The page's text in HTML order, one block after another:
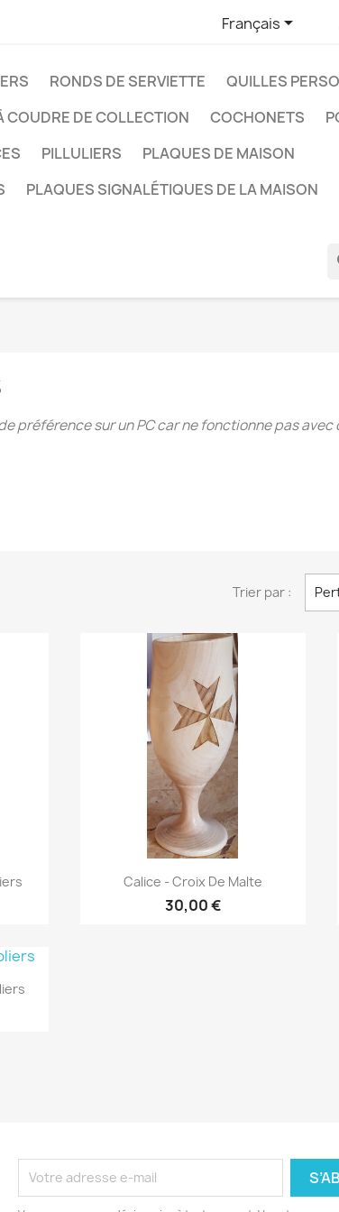
Français
RONDS DE SERVIETTE
QUILLES
COUDRE DE COLLECTION COCHONETS
PILLULIERS
PLAQUES DE MAISON
PLAQUES SIGNALÉTIQUES DE LA MAISON
préférence sur un PC car ne fonctionne pas
Trier par :
Aperçu rapide
Calice - Croix De Malte
30,00 €